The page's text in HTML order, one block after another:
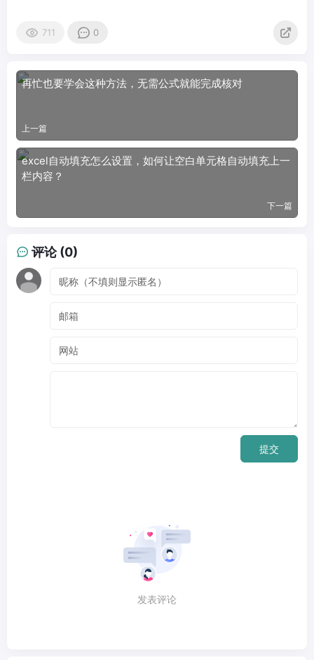
711 0
再忙也要学会这种方法，无需公式就能完成核对
上一篇
excel自动填充怎么设置，如何让空白单元格自动填充上一
栏内容？
下一篇
评论 (0)
提交
发表评论